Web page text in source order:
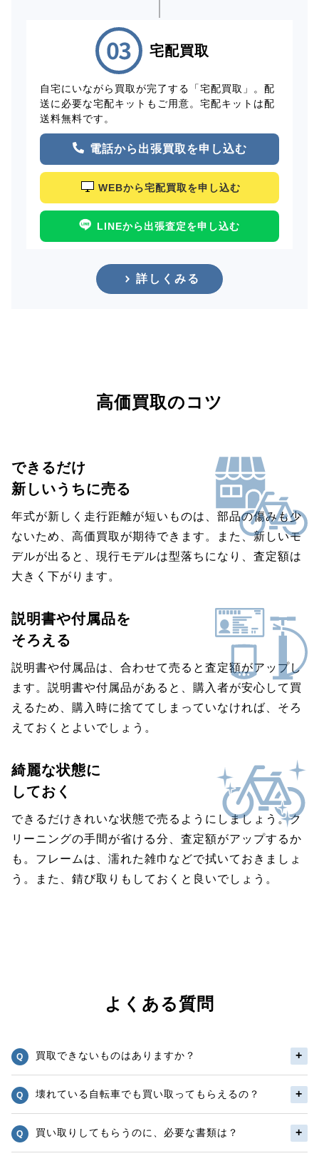
宅配買取
自宅にいながら買取が完了する「宅配買取」。配
送に必要な宅配キットもご用意。宅配キットは配
送料無料です。
電話から出張買取を申し込む
WEBから宅配買取を申し込む
LINEから出張査定を申し込む
詳しくみる
高価買取のコツ
できるだけ
新しいうちに売る
年式が新しく走行距離が短いものは、部品の傷みも少
ないため、高価買取が期待できます。また、新しいモ
デルが出ると、現行モデルは型落ちになり、査定額は
大きく下がります。
説明書や付属品を
そろえる
説明書や付属品は、合わせて売ると査定額がアップし
ます。説明書や付属品があると、購入者が安心して買
えるため、購入時に捨ててしまっていなければ、そろ
えておくとよいでしょう。
綺麗な状態に
しておく
できるだけきれいな状態で売るようにしましょう。ク
リーニングの手間が省ける分、査定額がアップするか
も。フレームは、濡れた雑巾などで拭いておきましょ
う。また、錆び取りもしておくと良いでしょう。
よくある質問
買取できないものはありますか？
壊れている自転車でも買い取ってもらえるの？
買い取りしてもらうのに、必要な書類は？